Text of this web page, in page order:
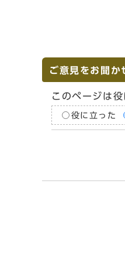
ご意見をお聞か
このページは
役に立った